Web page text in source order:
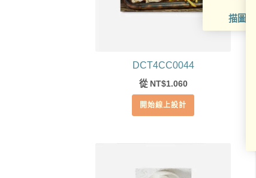
描圖紙
DCT4CC0044
從 NT$1.060
開始線上設計